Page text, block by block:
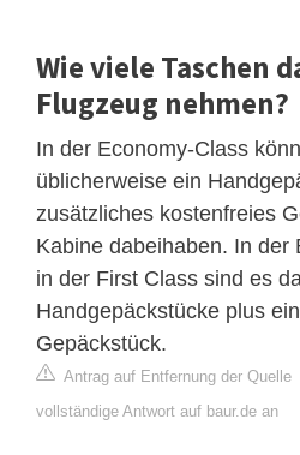
Wie viele Taschen
Flugzeug nehmen?
In der Economy-Class
üblicherweise ein
zusätzliches kostenfreies
Kabine dabeihaben. In der
in der First Class sind es
Handgepäckstücke plus
Gepäckstück.
Antrag auf Entfernung der Quelle
vollständige Antwort auf baur.de an